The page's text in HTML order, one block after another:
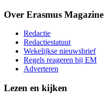
Over Erasmus Magazine
Redactie
Redactiestatuut
Wekelijkse nieuwsbrief
Regels reageren bij EM
Adverteren
Lezen en kijken